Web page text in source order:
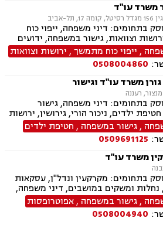
משרד עו"ד
אביב
בתחומים: דיני משפחה, ייפוי כוח
וצוואות, גישור במשפחה, ידועים
הסכמי ממון, תביעות אבהות,
משמורת משותפת, הורות חד
אזרחיים, טוען רבני, חלוקת רכוש,
תיאום הורי, ניכור הורי, זמני שהות
, ייפוי כוח מתמשך, ירושות וצוואות
0508004860
משרד עו"ד וגישור
בתחומים: דיני משפחה, גישור
ילדים, ניכור הורי, גירושין, ירושות
כוח מתמשך, אפוטרופסות, משמורת,
מעמד אישי, חלוקת רכוש, תיאום
בציבור, הסכמי ממון, זמני שהות, הורות
אזרחיים, חלוקת רכוש
,גישור במשפחה , חטיפת ילדים
0509691125
משרד עו"ד
בתחומים: מקרקעין ונדל"ן, עסקאות
נחלות ומשקים במושבים, דיני משפחה,
אפוטרופסות, הסכמי ממון, אבהות,
גירושין, הורות חד מינית, חלוקת
ילדים, ניכור הורי
,גישור במשפחה ,אפוטרופסות
0508004940